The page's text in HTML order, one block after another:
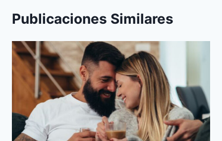
Publicaciones Similares